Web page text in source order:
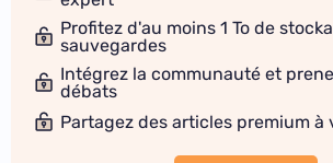
Profitez d'au moins 1 To de
sauvegardes
Intégrez la communauté et
débats
Partagez des articles premium à